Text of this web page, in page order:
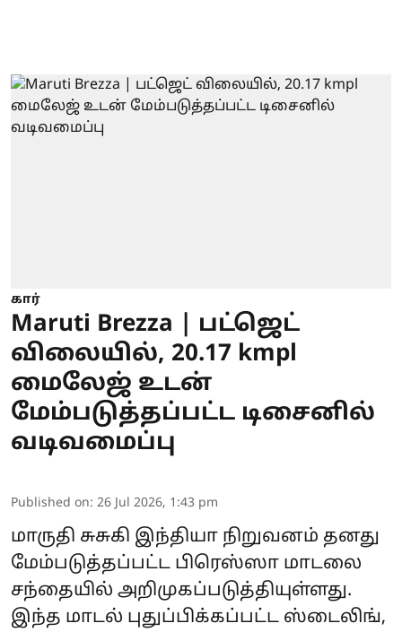
கார்
Maruti Brezza | பட்ஜெட்
விலையில், 20.17 kmpl
மைலேஜ் உடன்
மேம்படுத்தப்பட்ட டிசைனில்
வடிவமைப்பு
Published on: 26 Jul 2026, 1:43 pm
மாருதி சுசுகி இந்தியா நிறுவனம் தனது
மேம்படுத்தப்பட்ட பிரெஸ்ஸா மாடலை
சந்தையில் அறிமுகப்படுத்தியுள்ளது.
இந்த மாடல் புதுப்பிக்கப்பட்ட ஸ்டைலிங்,